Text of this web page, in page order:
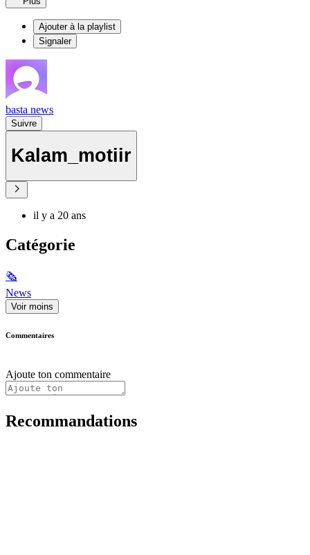
Ajouter à la playlist
Signaler
basta news
Suivre
Kalam_motiir
il y a 20 ans
Catégorie
🗞
News
Voir moins
Commentaires
Ajoute ton commentaire
Recommandations